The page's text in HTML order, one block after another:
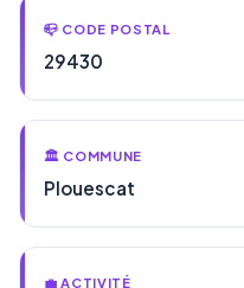
📪 CODE POSTAL
29430
🏛️ COMMUNE
Plouescat
💼 ACTIVITÉ